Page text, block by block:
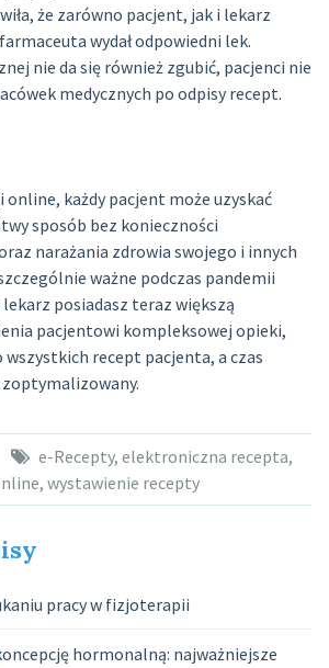
że zarówno pacjent, jak i lekarz
wydał odpowiedni lek.
nie da się również zgubić, pacjenci nie
medycznych po odpisy recept.
każdy pacjent może uzyskać
sposób bez konieczności
narażania zdrowia swojego i innych
ważne podczas pandemii
posiadasz teraz większą
pacjentowi kompleksowej opieki,
recept pacjenta, a czas
zoptymalizowany.
e-Recepty, elektroniczna recepta,
, wystawienie recepty
pracy w fizjoterapii
hormonalną: najważniejsze